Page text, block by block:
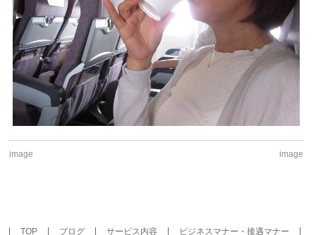
image image
TOP ブログ サービス内容
ビジネスマナー・接遇マナー